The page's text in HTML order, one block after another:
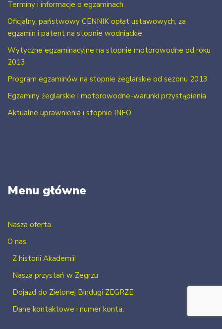
Terminy i informacje o egzaminach.
Oficjalny, państwowy CENNIK opłat ustawowych, za
egzamin i patent na stopnie wodniackie
Wytyczne egzaminacyjne na stopnie motorowodne od roku
2013
Program egzaminów na stopnie żeglarskie od sezonu 2013
Egzaminy żeglarskie i motorowodne-warunki przystąpienia
Aktualne uprawnienia i stopnie INFO
Menu główne
Nasza oferta
O nas
Z historii Akademii!
Nasza przystań w Zegrzu
Dojazd do Zielonej Bindugi ZEGRZE
Dane kontaktowe i numer konta.